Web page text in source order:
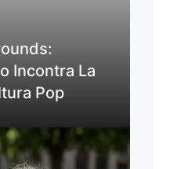
Incontra La
Pop